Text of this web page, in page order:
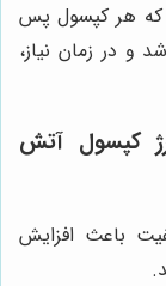
که هر کپسول پس
و در زمان نیاز،
کپسول آتش
باعث افزایش